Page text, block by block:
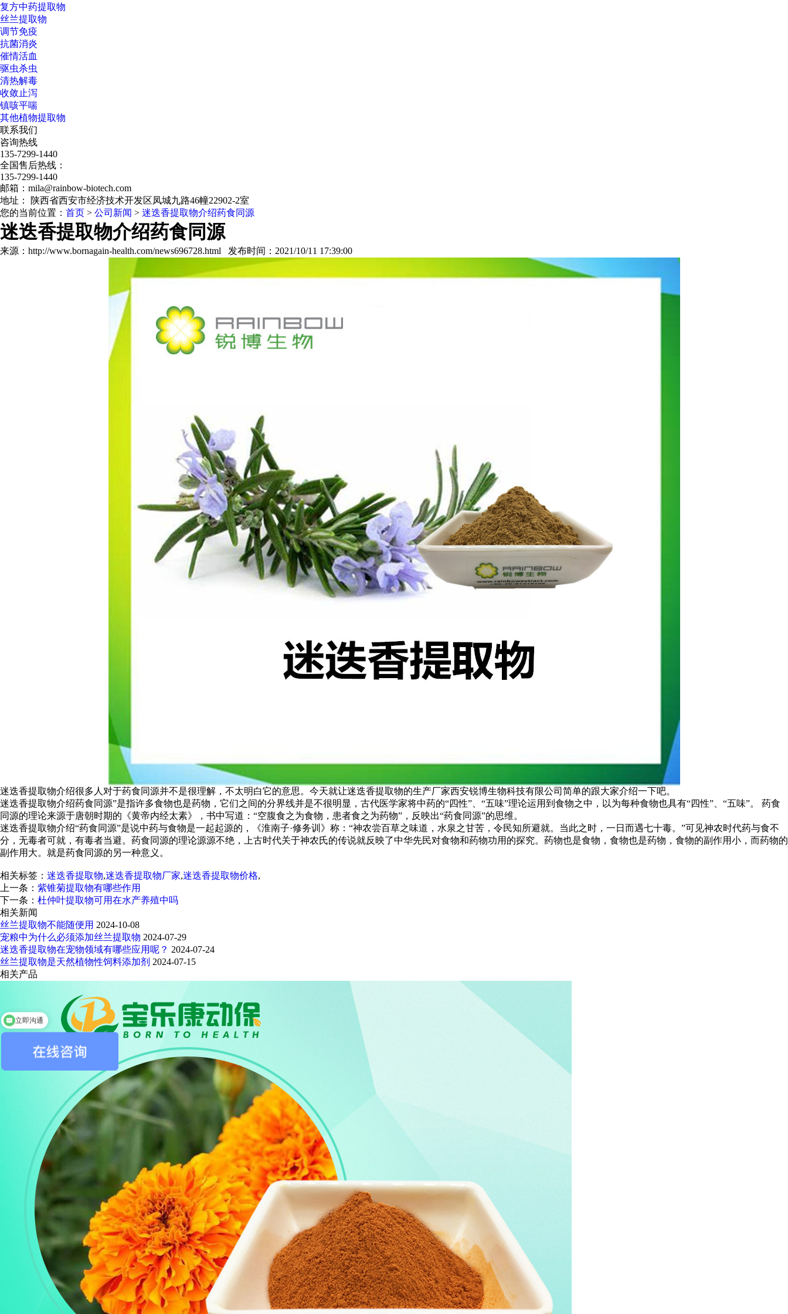
复方中药提取物
丝兰提取物
调节免疫
抗菌消炎
催情活血
驱虫杀虫
清热解毒
收敛止泻
镇咳平喘
其他植物提取物
联系我们
咨询热线
135-7299-1440
全国售后热线：
135-7299-1440
邮箱：mila@rainbow-biotech.com
地址： 陕西省西安市经济技术开发区凤城九路46幢22902-2室
您的当前位置： 首页 > 公司新闻 > 迷迭香提取物介绍药食同源
迷迭香提取物介绍药食同源
来源：http://www.bornagain-health.com/news696728.html 发布时间：2021/10/11 17:39:00
迷迭香提取物介绍很多人对于药食同源并不是很理解，不太明白它的意思。今天就让迷迭香提取物的生产厂家西安锐博生物科技有限公司简单的跟大家介绍一下吧。
迷迭香提取物介绍药食同源”是指许多食物也是药物，它们之间的分界线并是不很明显，古代医学家将中药的“四性”、“五味”理论运用到食物之中，以为每种食物也具有“四性”、“五味”。 药食
同源的理论来源于唐朝时期的《黄帝内经太素》，书中写道：“空腹食之为食物，患者食之为药物”，反映出“药食同源”的思维。
迷迭香提取物介绍“药食同源”是说中药与食物是一起起源的，《淮南子·修务训》称：“神农尝百草之味道，水泉之甘苦，令民知所避就。当此之时，一日而遇七十毒。”可见神农时代药与食不
分，无毒者可就，有毒者当避。药食同源的理论源源不绝，上古时代关于神农氏的传说就反映了中华先民对食物和药物功用的探究。药物也是食物，食物也是药物，食物的副作用小，而药物的
副作用大。就是药食同源的另一种意义。
相关标签： 迷迭香提取物,迷迭香提取物厂家,迷迭香提取物价格,
上一条： 紫锥菊提取物有哪些作用
下一条： 杜仲叶提取物可用在水产养殖中吗
相关新闻
丝兰提取物不能随便用 2024-10-08
宠粮中为什么必须添加丝兰提取物 2024-07-29
迷迭香提取物在宠物领域有哪些应用呢？ 2024-07-24
丝兰提取物是天然植物性饲料添加剂 2024-07-15
相关产品
您需要什么产品